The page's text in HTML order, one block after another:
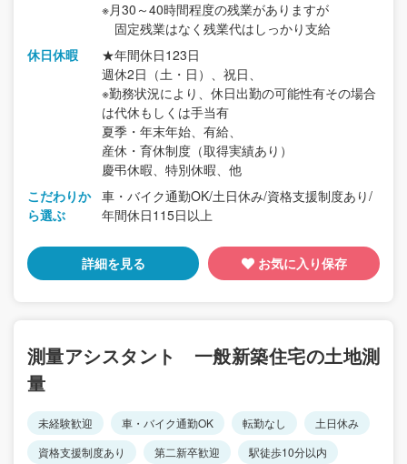
※月30～40時間程度の残業がありますが
固定残業はなく残業代はしっかり支給
休日休暇
★年間休日123日
週休2日（土・日）、祝日、
※勤務状況により、休日出勤の可能性有その場合
は代休もしくは手当有
夏季・年末年始、有給、
産休・育休制度（取得実績あり）
慶弔休暇、特別休暇、他
こだわりか
ら選ぶ
車・バイク通勤OK/土日休み/資格支援制度あり/
年間休日115日以上
詳細を見る お気に入り保存
測量アシスタント 一般新築住宅の土地測
量
未経験歓迎 車・バイク通勤OK 転勤なし
土日休み
資格支援制度あり
第二新卒歓迎
駅徒歩10分以内